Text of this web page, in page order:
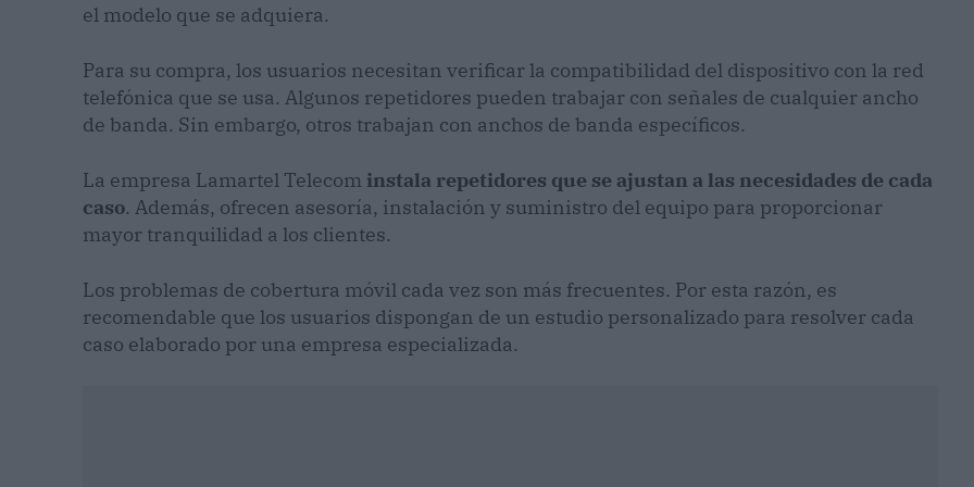
el modelo que se adquiera.
Para su compra, los usuarios necesitan verificar la compatibilidad del dispositivo con la red
telefónica que se usa. Algunos repetidores pueden trabajar con señales de cualquier ancho
de banda. Sin embargo, otros trabajan con anchos de banda específicos.
La empresa Lamartel Telecom instala repetidores que se ajustan a las necesidades de cada
caso. Además, ofrecen asesoría, instalación y suministro del equipo para proporcionar
mayor tranquilidad a los clientes.
Los problemas de cobertura móvil cada vez son más frecuentes. Por esta razón, es
recomendable que los usuarios dispongan de un estudio personalizado para resolver cada
caso elaborado por una empresa especializada.